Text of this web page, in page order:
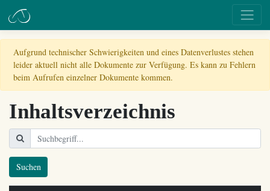
Aufgrund technischer Schwierigkeiten und eines Datenverlustes stehen
leider aktuell nicht alle Dokumente zur Verfügung. Es kann zu Fehlern
beim Aufrufen einzelner Dokumente kommen.
Inhaltsverzeichnis
Suchen